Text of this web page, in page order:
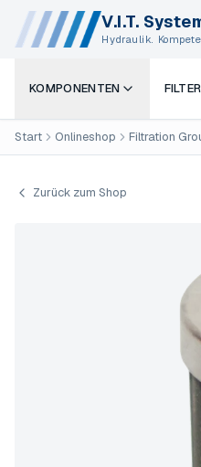
V.I.T.
Hydraulik.
KOMPONENTEN
Start Onlineshop Filtration
Zurück zum Shop